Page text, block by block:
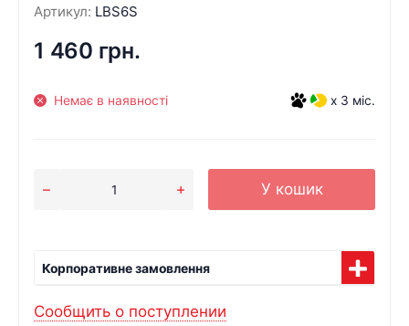
Артикул: LBS6S
1 460 грн.
Немає в наявності x 3 міс.
У кошик
Корпоративне замовлення
Сообщить о поступлении